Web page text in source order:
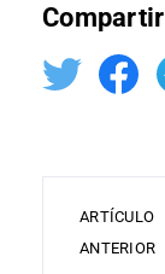
Compartir
ARTÍCULO
ANTERIOR